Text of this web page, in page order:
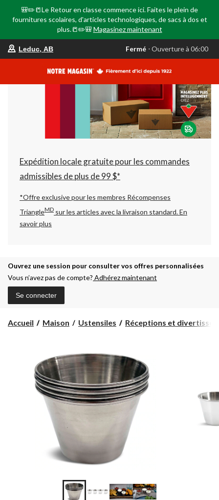
🎒✏️📒Le Retour en classe commence ici. Faites le plein de
fournitures scolaires, d'articles technologiques, de sacs à dos et
plus.📒✏️🎒 Magasinez maintenant
votre
est
AB,
Fermé,
Ouverture
à
06:00
changer
Leduc, AB Fermé ⋅ Ouverture à 06:00
Expédition locale gratuite pour les commandes
admissibles de plus de 99 $*
*Offre exclusive pour les membres Récompenses
TriangleMD sur les articles avec la livraison standard.En
savoir plus
Ouvrez une session pour consulter vos offres personnalisées
Vous n’avez pas de compte? Adhérez maintenant
Se connecter
Accueil Maison Ustensiles Réceptions et